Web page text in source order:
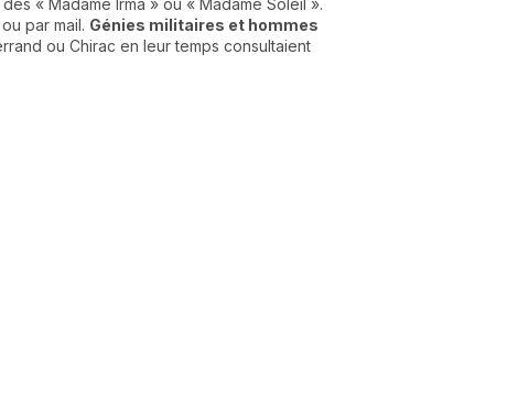
par mail. Génies militaires et hommes
ou Chirac en leur temps consultaient